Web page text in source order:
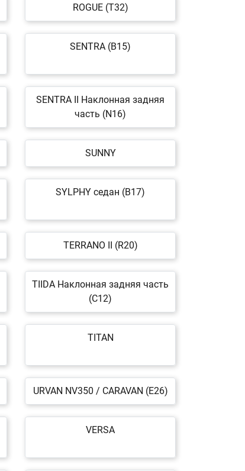
ROGUE (T32)
SENTRA (B15)
SENTRA II Наклонная задняя
часть (N16)
SUNNY
SYLPHY седан (B17)
TERRANO II (R20)
TIIDA Наклонная задняя часть
(C12)
TITAN
URVAN NV350 / CARAVAN (E26)
VERSA